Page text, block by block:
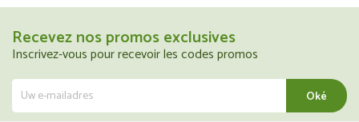
Recevez nos promos exclusives
Inscrivez-vous pour recevoir les codes promos